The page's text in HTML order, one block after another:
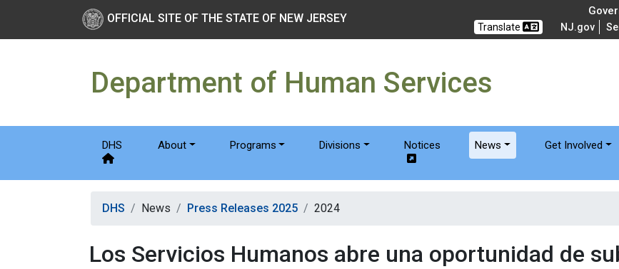
New Jersey Department of Humanservices
Skip to main Content
OFFICIAL SITE OF THE STATE OF NEW JERSEY
Translate NJ.gov
Department of Human Services
DHS About Programs Divisions Notices News Get Involved
DHS News Press Releases 2025 2024
Los Servicios Humanos abre una oportunidad de